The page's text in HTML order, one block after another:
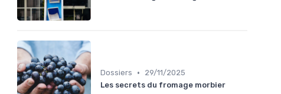
Dossiers •
29/11/2025
Les secrets du fromage morbier